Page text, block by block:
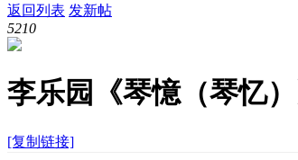
返回列表 发新帖
5210
李乐园《琴憶（琴忆
[复制链接]